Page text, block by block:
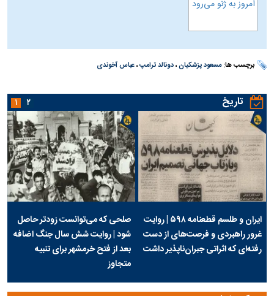
برچسب ها:مسعود پزشکیان،دونالد ترامپ،عباس آخوندی
تاریخ
ایران و طلسم قطعنامه ۵۹۸ | روایت
غرور راهبردی و فرصت‌های از دست
رفته‌ای که اثراتی جبران‌ناپذیر داشت
صلحی که می‌توانست زودتر حاصل
شود | روایت شش سال جنگ اضافه
بعد از فتح خرمشهر برای تنبیه
متجاوز
۱ ۲